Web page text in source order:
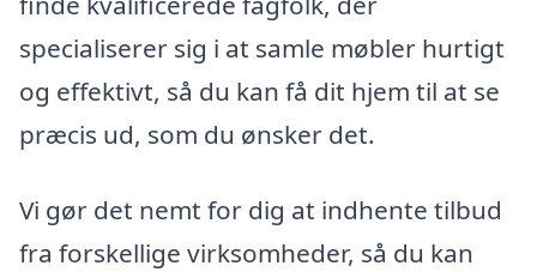
specialiserer sig i at samle møbler hurtigt
og effektivt, så du kan få dit hjem til at se
præcis ud, som du ønsker det.
Vi gør det nemt for dig at indhente tilbud
fra forskellige virksomheder, så du kan